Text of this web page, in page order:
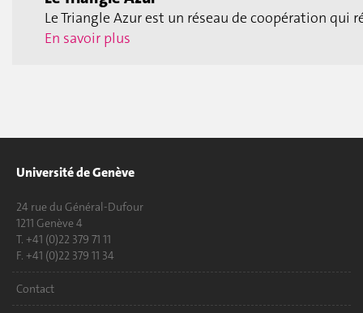
Le Triangle Azur est un réseau de coopération
En savoir plus
Université de Genève
24 rue du Général-Dufour
1211 Genève 4
T. +41 (0)22 379 71 11
F. +41 (0)22 379 11 34
Contact